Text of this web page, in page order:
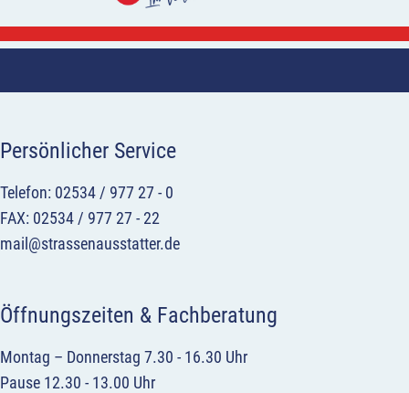
Persönlicher Service
Telefon: 02534 / 977 27 - 0
FAX: 02534 / 977 27 - 22
mail@strassenausstatter.de
Öffnungszeiten & Fachberatung
Montag – Donnerstag 7.30 - 16.30 Uhr
Pause 12.30 - 13.00 Uhr